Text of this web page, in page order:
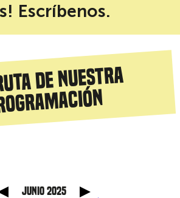
Escríbenos.
de nuestra
junio 2025